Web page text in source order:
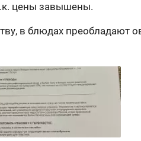
цены завышены.
в блюдах преобладают